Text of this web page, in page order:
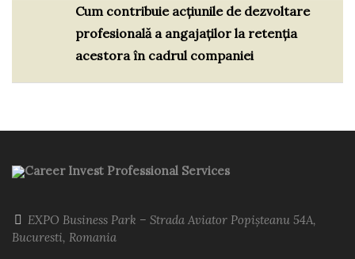
Cum contribuie acțiunile de dezvoltare
profesională a angajaților la retenția
acestora în cadrul companiei
Career Invest Professional Services
EXPO Business Park – Strada Aviator Popișteanu 54A,
Bucuresti, Romania